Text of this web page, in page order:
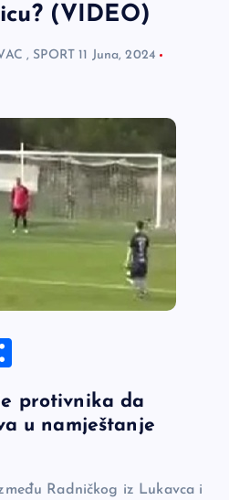
(VIDEO)
, SPORT 11 Juna, 2024
ar
e
protivnika da
u namještanje
Radničkog iz Lukavca i